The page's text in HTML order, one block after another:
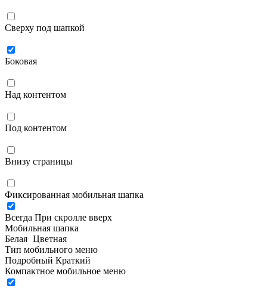
Сверху под шапкой
Боковая
Над контентом
Под контентом
Внизу страницы
Фиксированная мобильная шапка
Всегда При скролле вверх
Мобильная шапка
Белая Цветная
Тип мобильного меню
Подробный Краткий
Компактное мобильное меню